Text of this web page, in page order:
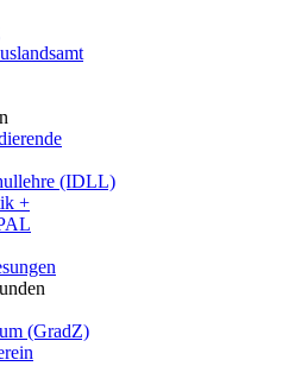
(IDLL)
+
(GradZ)